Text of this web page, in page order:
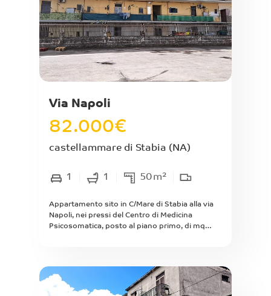
asceensore che arriva al piano. Il box e' dotato
di punto di ricarica per auto elettrica.
L'appartamento e' finemente ristrutturato con
parquet di prima scelta, condizionatori e
materiali di finitura di prima scelta. L'immobile
viene venduto completo du cucina con isola di
gamma premium. Riscaldamento autonomo.
Luminoso. Arioso. Tripla esposizione.
Via Napoli
82.000€
castellammare di Stabia (NA)
1 1 50m²
Appartamento sito in C/Mare di Stabia alla via
Napoli, nei pressi del Centro di Medicina
Psicosomatica, posto al piano primo, di mq
immobile attualmente locato con rendita annua
pari ad euro 2.400,00, scadenza contratto di
locazione 2028.